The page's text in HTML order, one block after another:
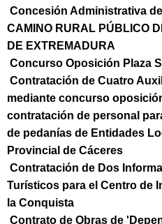
Concesión Administrativa
CAMINO RURAL PÚBLICO
DE EXTREMADURA
Concurso Oposición Plaza
Contratación de Cuatro
mediante concurso
contratación de personal
de pedanías de Entidades
Provincial de Cáceres
Contratación de Dos
Turísticos para el Centro de
la Conquista
Contrato de Obras de